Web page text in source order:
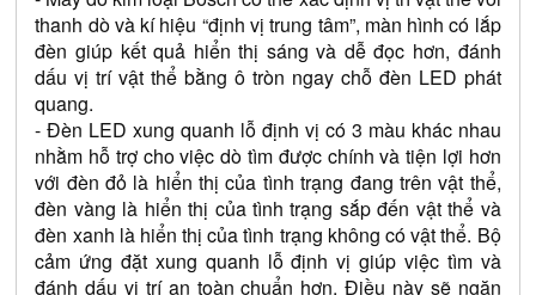
thanh dò và kí hiệu “định vị trung tâm”, màn hình có lắp
đèn giúp kết quả hiển thị sáng và dễ đọc hơn, đánh
dấu vị trí vật thể bằng ô tròn ngay chỗ đèn LED phát
quang.
- Đèn LED xung quanh lỗ định vị có 3 màu khác nhau
nhằm hỗ trợ cho việc dò tìm được chính và tiện lợi hơn
với đèn đỏ là hiển thị của tình trạng đang trên vật thể,
đèn vàng là hiển thị của tình trạng sắp đến vật thể và
đèn xanh là hiển thị của tình trạng không có vật thể. Bộ
cảm ứng đặt xung quanh lỗ định vị giúp việc tìm và
đánh dấu vị trí an toàn chuẩn hơn. Điều này sẽ ngăn